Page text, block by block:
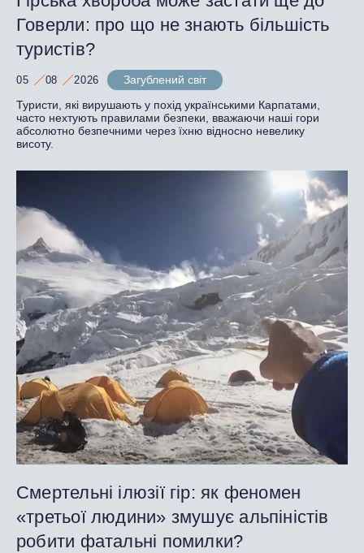
Говерли: про що не знають більшість
туристів?
05 08 2026
Загублений світ
Туристи, які вирушають у похід українськими Карпатами,
часто нехтують правилами безпеки, вважаючи наші гори
абсолютно безпечними через їхню відносно невелику
висоту.
Смертельні ілюзії гір: як феномен
«третьої людини» змушує альпіністів
робити фатальні помилки?